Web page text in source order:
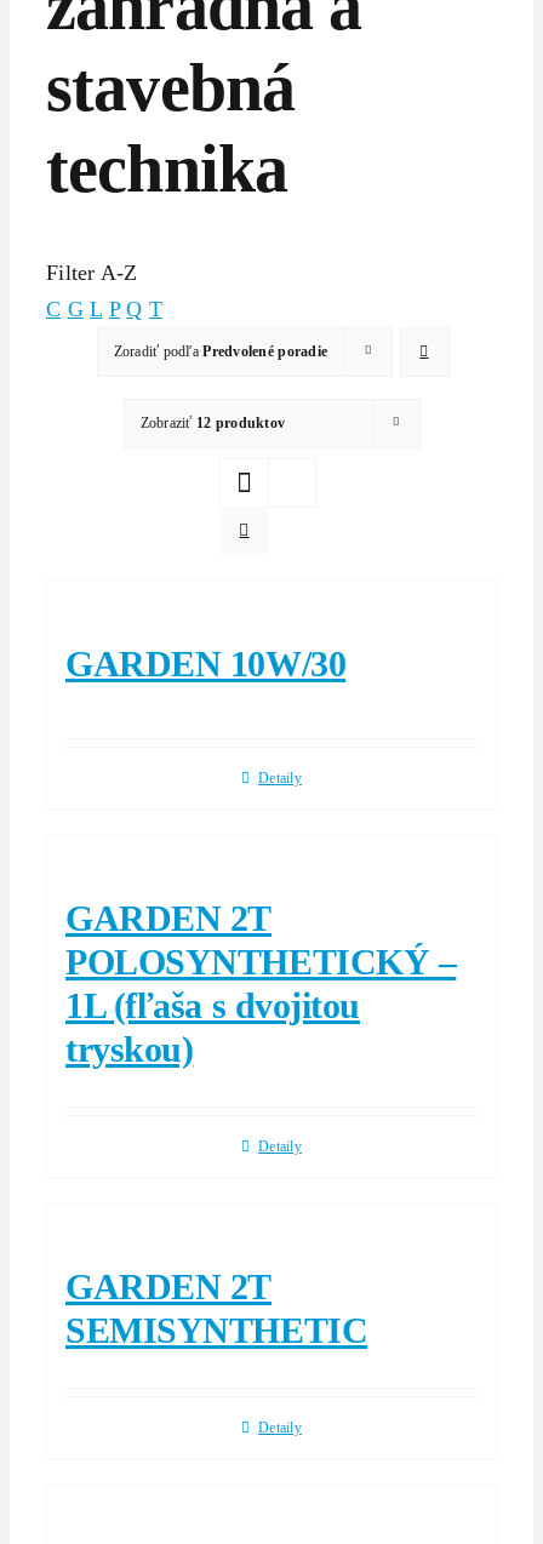
stavebná
technika
Filter A-Z
C G L P Q T
Zoradiť podľaPredvolené poradie
Zobraziť 12 produktov
GARDEN 10W/30
Detaily
GARDEN 2T
POLOSYNTHETICKÝ –
1L (fľaša s dvojitou
tryskou)
Detaily
GARDEN 2T
SEMISYNTHETIC
Detaily